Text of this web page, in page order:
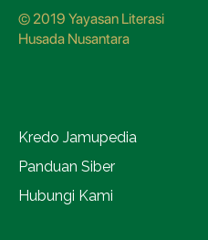
© 2019 Yayasan Literasi
Husada Nusantara
Kredo Jamupedia
Panduan Siber
Hubungi Kami